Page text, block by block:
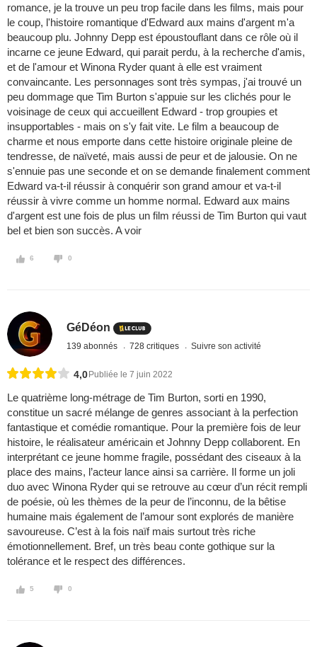
romance, je la trouve un peu trop facile dans les films, mais pour
le coup, l'histoire romantique d'Edward aux mains d'argent m'a
beaucoup plu. Johnny Depp est époustouflant dans ce rôle où il
incarne ce jeune Edward, qui parait perdu, à la recherche d'amis,
et de l'amour et Winona Ryder quant à elle est vraiment
convaincante. Les personnages sont très sympas, j'ai trouvé un
peu dommage que Tim Burton s'appuie sur les clichés pour le
voisinage de ceux qui accueillent Edward - trop groupies et
insupportables - mais on s'y fait vite. Le film a beaucoup de
charme et nous emporte dans cette histoire originale pleine de
tendresse, de naïveté, mais aussi de peur et de jalousie. On ne
s'ennuie pas une seconde et on se demande finalement comment
Edward va-t-il réussir à conquérir son grand amour et va-t-il
réussir à vivre comme un homme normal. Edward aux mains
d'argent est une fois de plus un film réussi de Tim Burton qui vaut
bel et bien son succès. A voir
6 0
GéDéon
139 abonnés 728 critiques Suivre son activité
4,0 Publiée le 7 juin 2022
Le quatrième long-métrage de Tim Burton, sorti en 1990,
constitue un sacré mélange de genres associant à la perfection
fantastique et comédie romantique. Pour la première fois de leur
histoire, le réalisateur américain et Johnny Depp collaborent. En
interprétant ce jeune homme fragile, possédant des ciseaux à la
place des mains, l’acteur lance ainsi sa carrière. Il forme un joli
duo avec Winona Ryder qui se retrouve au cœur d’un récit rempli
de poésie, où les thèmes de la peur de l’inconnu, de la bêtise
humaine mais également de l’amour sont explorés de manière
savoureuse. C’est à la fois naïf mais surtout très riche
émotionnellement. Bref, un très beau conte gothique sur la
tolérance et le respect des différences.
5 0